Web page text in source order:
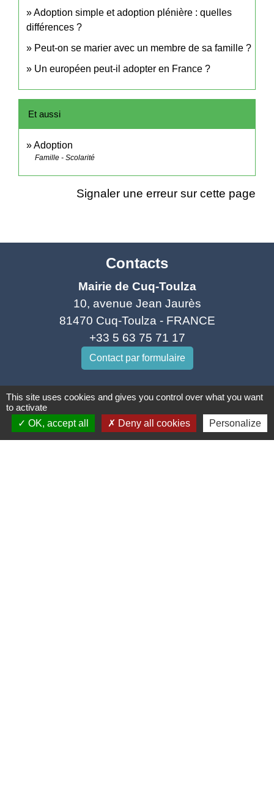
Adoption simple et adoption plénière : quelles
différences ?
Peut-on se marier avec un membre de sa famille ?
Un européen peut-il adopter en France ?
Et aussi
Adoption
Famille - Scolarité
Signaler une erreur sur cette page
Contacts
Mairie de Cuq-Toulza
10, avenue Jean Jaurès
81470 Cuq-Toulza - FRANCE
+33 5 63 75 71 17
Contact par formulaire
Horaires d'ouverture du secrétariat
Mardi : 10h - 12h et sur RDV
Jeudi : 10h - 12h et 16h30 - 18h30
This site uses cookies and gives you control over what you want
to activate
OK, accept all
Deny all cookies Personalize